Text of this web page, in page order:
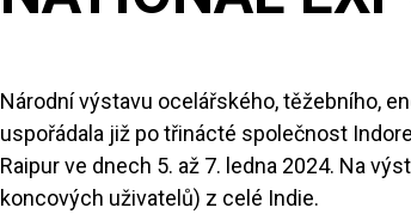
Národní výstavu ocelářského, těžebního,
uspořádala již po třinácté společnost
Raipur ve dnech 5. až 7. ledna 2024. Na
koncových uživatelů) z celé Indie.